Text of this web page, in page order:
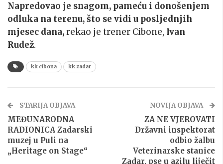
Napredovao je snagom, pameću i donošenjem
odluka na terenu, što se vidi u posljednjih
mjesec dana,rekao je trener Cibone, Ivan
Rudež.
kk cibona kk zadar
STARIJA OBJAVA
MEĐUNARODNA
RADIONICA Zadarski
muzej u Puli na
„Heritage on Stage“
NOVIJA OBJAVA
ZA NE VJEROVATI
Državni inspektorat
odbio žalbu
Veterinarske stanice
Zadar, pse u azilu liječit